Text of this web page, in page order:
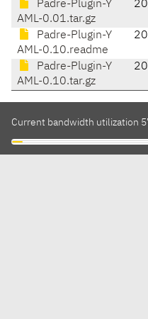
Padre-Plugin-Y
AML-0.01.tar.gz
Padre-Plugin-Y
AML-0.10.readme
Padre-Plugin-Y
AML-0.10.tar.gz
Current bandwidth utilization